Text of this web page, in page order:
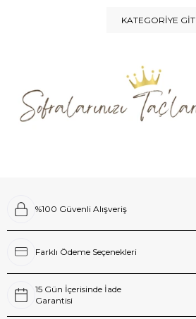
KATEGORIYE GIT
%100 Güvenli Alışveriş
Farklı Ödeme Seçenekleri
15 Gün İçerisinde İade
Garantisi